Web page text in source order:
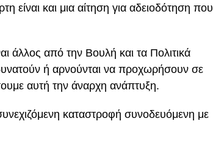
είναι και μια αίτηση για αδειοδότηση που
άλλος από την Βουλή και τα Πολιτικά
ή αρνούνται να προχωρήσουν σε
αυτή την άναρχη ανάπτυξη.
καταστροφή συνοδευόμενη με